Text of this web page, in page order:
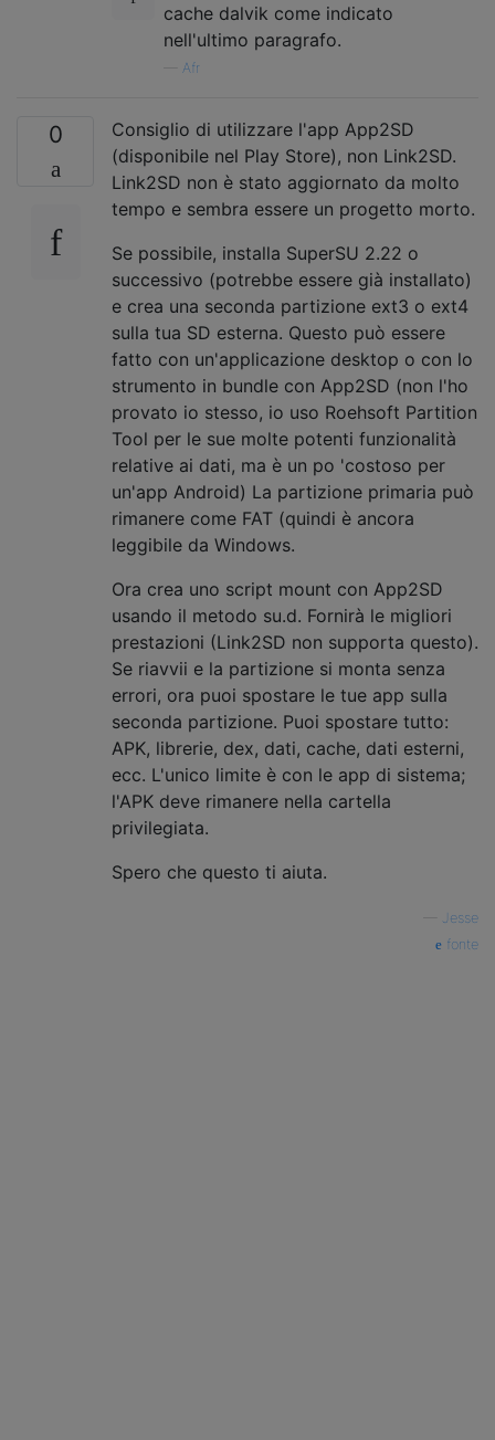
cache dalvik come indicato
nell'ultimo paragrafo.
Afr
0
Consiglio di utilizzare l'app App2SD
(disponibile nel Play Store), non Link2SD.
Link2SD non è stato aggiornato da molto
tempo e sembra essere un progetto morto.
Se possibile, installa SuperSU 2.22 o
successivo (potrebbe essere già installato)
e crea una seconda partizione ext3 o ext4
sulla tua SD esterna. Questo può essere
fatto con un'applicazione desktop o con lo
strumento in bundle con App2SD (non l'ho
provato io stesso, io uso Roehsoft Partition
Tool per le sue molte potenti funzionalità
relative ai dati, ma è un po 'costoso per
un'app Android) La partizione primaria può
rimanere come FAT (quindi è ancora
leggibile da Windows.
Ora crea uno script mount con App2SD
usando il metodo su.d. Fornirà le migliori
prestazioni (Link2SD non supporta questo).
Se riavvii e la partizione si monta senza
errori, ora puoi spostare le tue app sulla
seconda partizione. Puoi spostare tutto:
APK, librerie, dex, dati, cache, dati esterni,
ecc. L'unico limite è con le app di sistema;
l'APK deve rimanere nella cartella
privilegiata.
Spero che questo ti aiuta.
Jesse
fonte